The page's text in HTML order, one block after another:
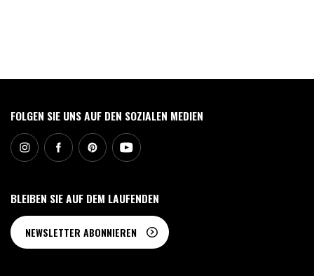
FOLGEN SIE UNS AUF DEN SOZIALEN MEDIEN
BLEIBEN SIE AUF DEM LAUFENDEN
NEWSLETTER ABONNIEREN